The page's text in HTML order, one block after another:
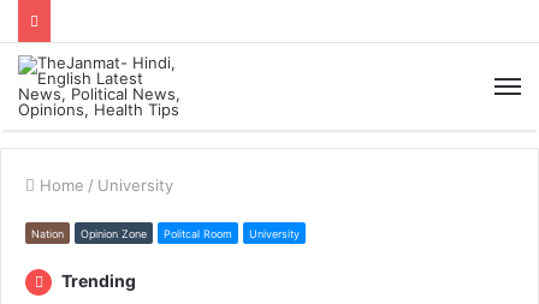
Home / University
Nation Opinion Zone Politcal Room University
Trending